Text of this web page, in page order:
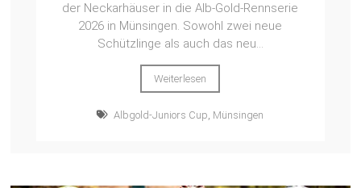
der Neckarhäuser in die Alb-Gold-Rennserie
2026 in Münsingen. Sowohl zwei neue
Schützlinge als auch das neu...
Weiterlesen
Albgold-Juniors Cup, Münsingen